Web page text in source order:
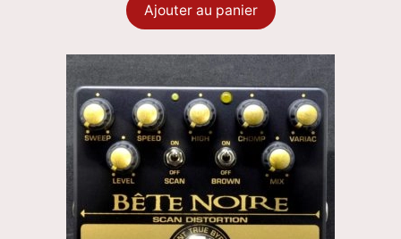
Ajouter au panier